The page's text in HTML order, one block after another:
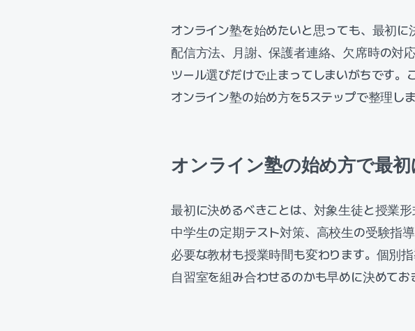
オンライン塾を始めたいと思っても、最初
配信方法、月謝、保護者連絡、欠席時の対応
ツール選びだけで止まってしまいがちです。
オンライン塾の始め方を5ステップで整理しま
オンライン塾の始め方で最
最初に決めるべきことは、対象生徒と授業形
中学生の定期テスト対策、高校生の受験指導
必要な教材も授業時間も変わります。個別指
自習室を組み合わせるのかも早めに決めてお